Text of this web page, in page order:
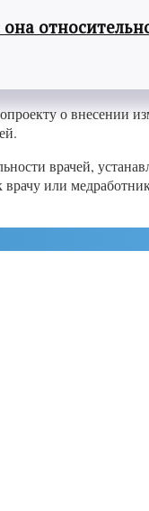
о внесении
врачей,
или